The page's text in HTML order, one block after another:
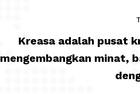
Kreasa adalah pusat
mengembangkan minat,